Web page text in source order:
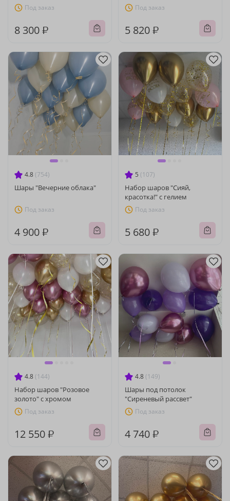
Под заказ
8 300 ₽
Под заказ
5 820 ₽
4.8 (754)
Шары "Вечерние облака"
Под заказ
4 900 ₽
5 (107)
Набор шаров "Сияй,
красотка!" с гелием
Под заказ
5 680 ₽
4.8 (144)
Набор шаров "Розовое
золото" с хромом
Под заказ
12 550 ₽
4.8 (149)
Шары под потолок
"Сиреневый рассвет"
Под заказ
4 740 ₽